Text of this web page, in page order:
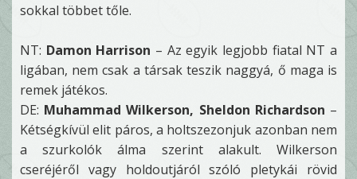
sokkal többet tőle.
NT: Damon Harrison – Az egyik legjobb fiatal NT a
ligában, nem csak a társak teszik naggyá, ő maga is
remek játékos.
DE: Muhammad Wilkerson, Sheldon Richardson –
Kétségkívül elit páros, a holtszezonjuk azonban nem
a szurkolók álma szerint alakult. Wilkerson
cseréjéről vagy holdoutjáról szóló pletykái rövid